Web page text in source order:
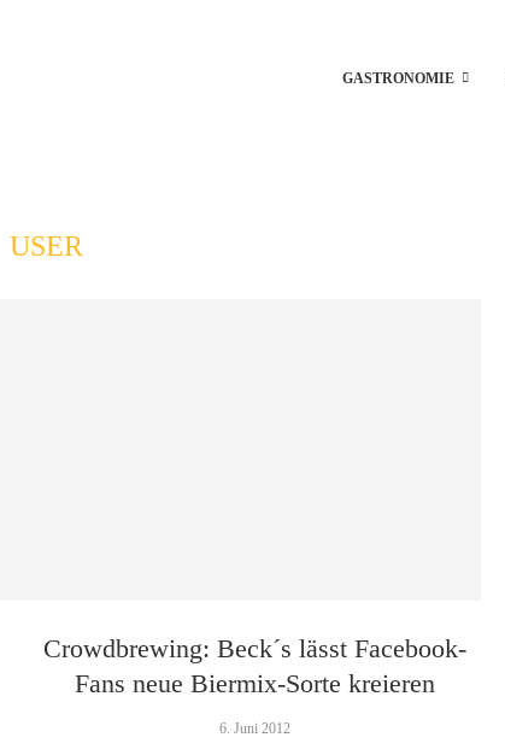
GASTRONOMIE
USER
Crowdbrewing: Beck´s lässt Facebook-
Fans neue Biermix-Sorte kreieren
6. Juni 2012